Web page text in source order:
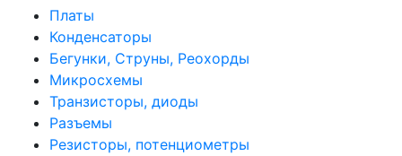
Платы
Конденсаторы
Бегунки, Струны, Реохорды
Микросхемы
Транзисторы, диоды
Разъемы
Резисторы, потенциометры